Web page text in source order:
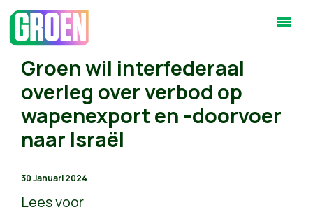
Groen wil interfederaal
overleg over verbod op
wapenexport en -doorvoer
naar Israël
30 Januari 2024
Lees voor